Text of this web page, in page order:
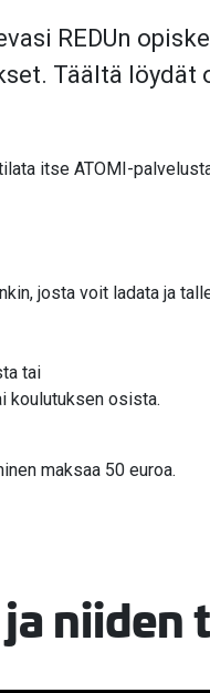
REDUn
Täältä löydät
itse ATOMI-
josta voit ladata ja
tai
koulutuksen osista.
maksaa 50 euroa.
niiden